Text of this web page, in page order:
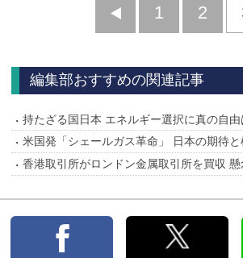
前
1 2
編集部おすすめの関連記事
持たざる国日本 エネルギー選択に真の自
米国発「シェールガス革命」 日本の期待
香港取引所がロンドン金属取引所を買収